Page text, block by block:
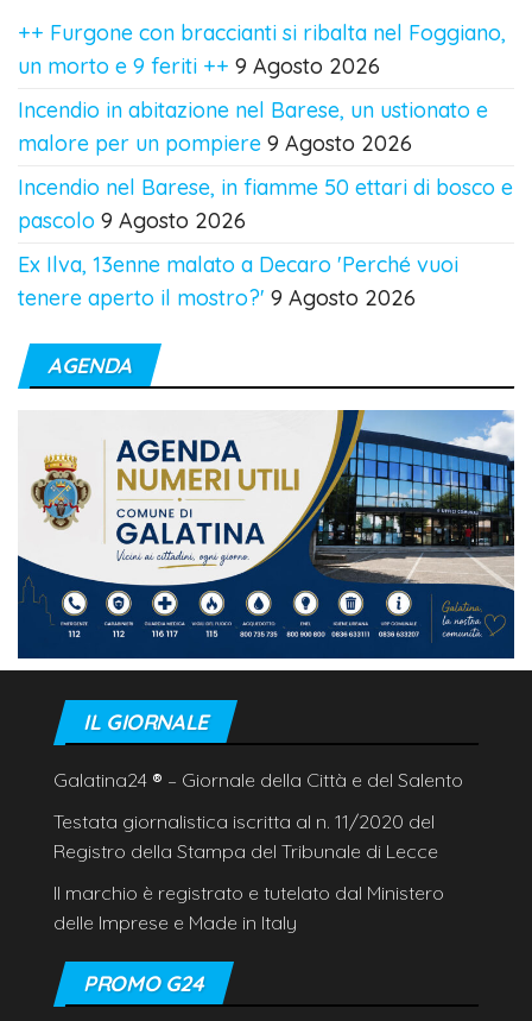
++ Furgone con braccianti si ribalta nel Foggiano,
un morto e 9 feriti ++ 9 Agosto 2026
Incendio in abitazione nel Barese, un ustionato e
malore per un pompiere 9 Agosto 2026
Incendio nel Barese, in fiamme 50 ettari di bosco e
pascolo 9 Agosto 2026
Ex Ilva, 13enne malato a Decaro 'Perché vuoi
tenere aperto il mostro?' 9 Agosto 2026
AGENDA
IL GIORNALE
Galatina24 ® – Giornale della Città e del Salento
Testata giornalistica iscritta al n. 11/2020 del
Registro della Stampa del Tribunale di Lecce
Il marchio è registrato e tutelato dal Ministero
delle Imprese e Made in Italy
PROMO G24